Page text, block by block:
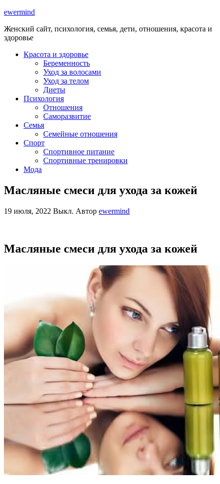
ewermind
Женский сайт, психология, семья, дети, отношения, красота и
здоровье
Красота и здоровье
Беременность
Уход за волосами
Уход за телом
Диеты
Психология
Отношения
Саморазвитие
Семья
Семейные отношения
Спорт
Спортивное питание
Спортивные тренировки
Мода
Масляные смеси для ухода за кожей
19 июля, 2022 Выкл. Автор ewermind
Масляные смеси для ухода за кожей